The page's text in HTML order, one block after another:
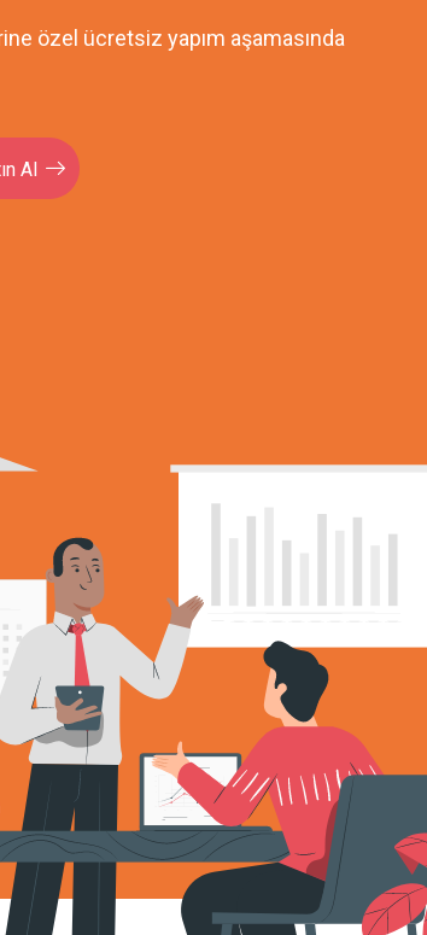
özel ücretsiz yapım aşamasında
Al